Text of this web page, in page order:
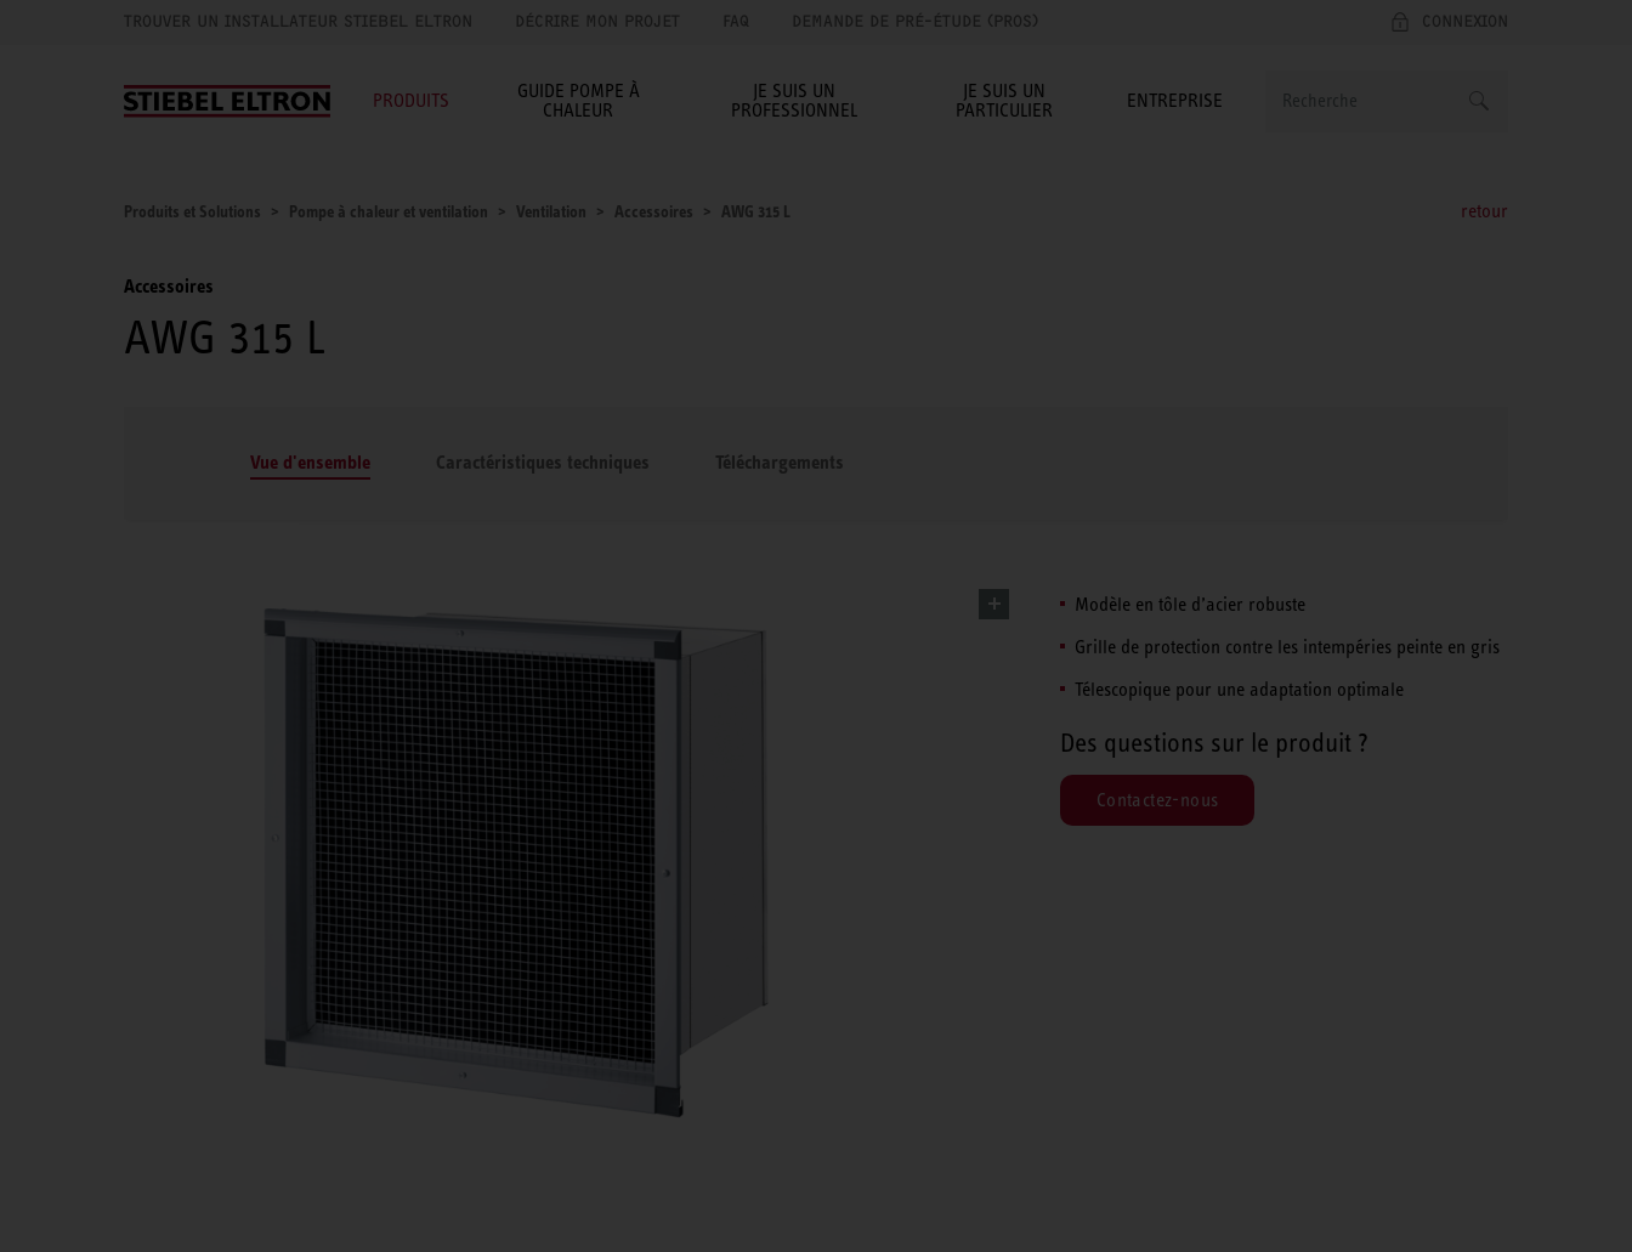
TROUVER UN INSTALLATEUR STIEBEL ELTRON DÉCRIRE MON PROJET FAQ DEMANDE DE PRÉ-ÉTUDE (PROS) CONNEXION
PRODUITS
GUIDE POMPE À
CHALEUR
JE SUIS UN
PROFESSIONNEL
JE SUIS UN
PARTICULIER
ENTREPRISE
Produits et Solutions Pompe à chaleur et ventilation Ventilation Accessoires AWG 315 L retour
Accessoires
AWG 315 L
Vue d'ensemble Caractéristiques techniques Téléchargements
Modèle en tôle d’acier robuste
Grille de protection contre les intempéries peinte en gris
Télescopique pour une adaptation optimale
Des questions sur le produit ?
Contactez-nous